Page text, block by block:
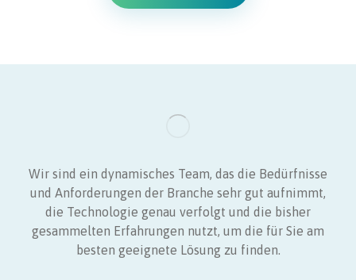
Wir sind ein dynamisches Team, das die Bedürfnisse
und Anforderungen der Branche sehr gut aufnimmt,
die Technologie genau verfolgt und die bisher
gesammelten Erfahrungen nutzt, um die für Sie am
besten geeignete Lösung zu finden.